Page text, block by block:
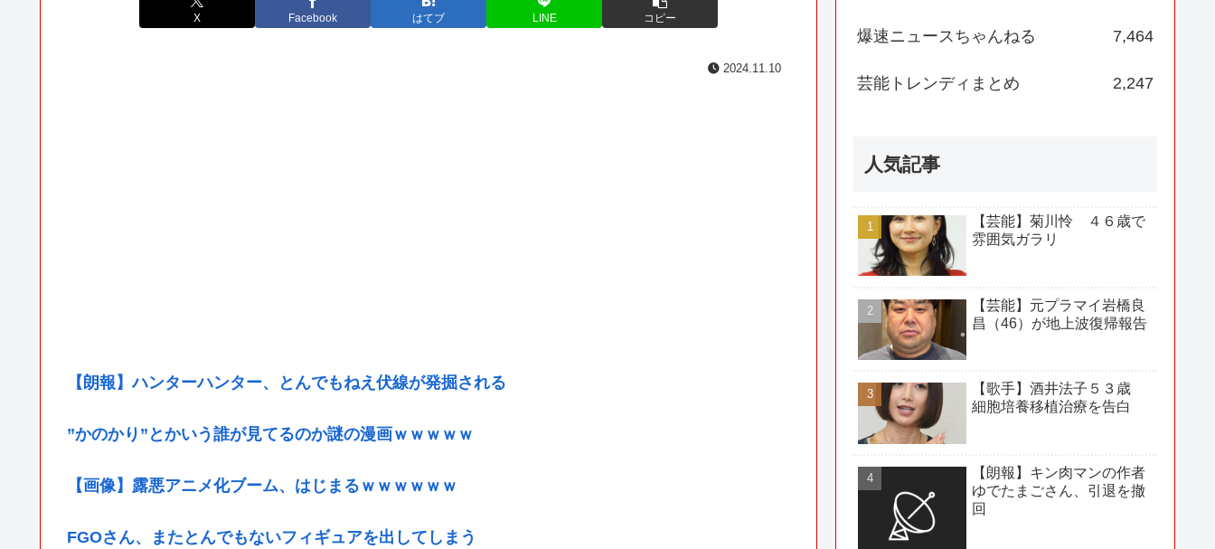
X Facebook はてブ LINE コピー
2024.11.10
【朗報】ハンターハンター、とんでもねえ伏線が発掘される
”かのかり”とかいう誰が見てるのか謎の漫画ｗｗｗｗｗ
【画像】露悪アニメ化ブーム、はじまるｗｗｗｗｗｗ
FGOさん、またとんでもないフィギュアを出してしまう
爆速ニュースちゃんねる 7,464
芸能トレンディまとめ 2,247
人気記事
【芸能】菊川怜 ４６歳で
雰囲気ガラリ
【芸能】元プラマイ岩橋良
昌（46）が地上波復帰報告
【歌手】酒井法子５３歳
細胞培養移植治療を告白
【朗報】キン肉マンの作者
ゆでたまごさん、引退を撤
回